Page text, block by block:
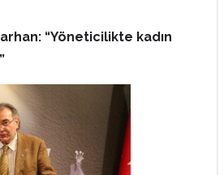
“Yöneticilikte kadın